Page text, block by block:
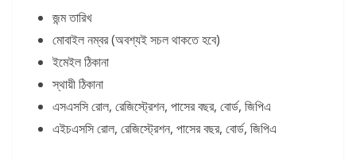
জন্ম তারিখ
মোবাইল নম্বর (অবশ্যই সচল থাকতে হবে)
ইমেইল ঠিকানা
স্থায়ী ঠিকানা
এসএসসি রোল, রেজিস্ট্রেশন, পাসের বছর, বোর্ড, জিপিএ
এইচএসসি রোল, রেজিস্ট্রেশন, পাসের বছর, বোর্ড, জিপিএ